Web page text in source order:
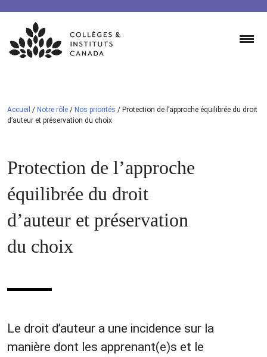
Skip
content
Accueil / Notre rôle / Nos priorités / Protection de l’approche équilibrée du droit
d’auteur et préservation du choix
Protection de l’approche
équilibrée du droit
d’auteur et préservation
du choix
Le droit d’auteur a une incidence sur la
manière dont les apprenant(e)s et le